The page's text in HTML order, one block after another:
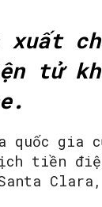
xuất
tử
quốc
tiền